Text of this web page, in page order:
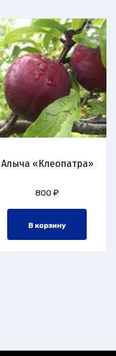
Алыча «Клеопатра»
800₽
В корзину